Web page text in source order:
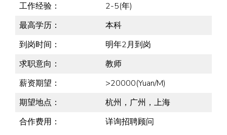
工作经验：
2-5(年)
最高学历：
本科
到岗时间：
明年2月到岗
求职意向：
教师
薪资期望：
>20000(Yuan/M)
期望地点：
杭州，广州，上海
合作费用：
详询招聘顾问